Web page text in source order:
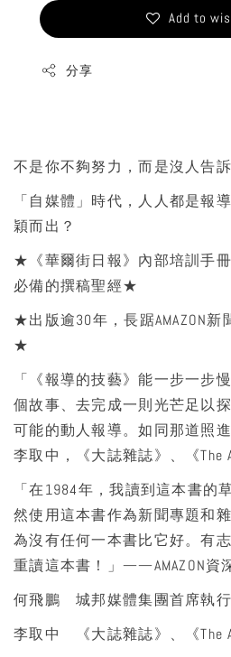
Add to
分享
不是你不夠努力，而是沒人告
「自媒體」時代，人人都是報
穎而出？
★《華爾街日報》內部培訓手
必備的撰稿聖經★
★出版逾30年，長踞AMAZON
★
「《報導的技藝》能一步一步
個故事、去完成一則光芒足以
可能的動人報導。如同那道照
李取中，《大誌雜誌》、《
「在1984年，我讀到這本書
然使用這本書作為新聞專題和
為沒有任何一本書比它好。有
重讀這本書！」——AMAZON資
何飛鵬 城邦媒體集團首席執
李取中 《大誌雜誌》、《The